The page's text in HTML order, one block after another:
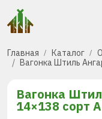
Главная Каталог
Вагонка Штиль
Вагонка
14×138 сорт А